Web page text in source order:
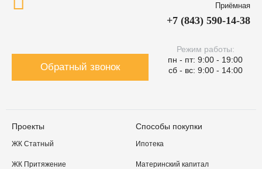
Приёмная
+7 (843) 590-14-38
Обратный звонок
Режим работы:
пн - пт: 9:00 - 19:00
сб - вс: 9:00 - 14:00
Проекты
ЖК Статный
ЖК Притяжение
Способы покупки
Ипотека
Материнский капитал